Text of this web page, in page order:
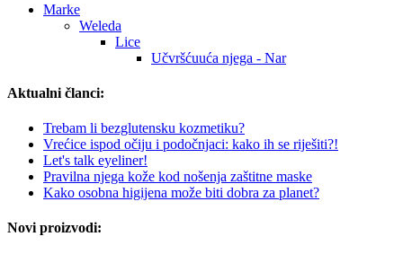
Marke
Weleda
Lice
Učvršćuuća njega - Nar
Aktualni članci:
Trebam li bezglutensku kozmetiku?
Vrećice ispod očiju i podočnjaci: kako ih se riješiti?!
Let's talk eyeliner!
Pravilna njega kože kod nošenja zaštitne maske
Kako osobna higijena može biti dobra za planet?
Novi proizvodi: